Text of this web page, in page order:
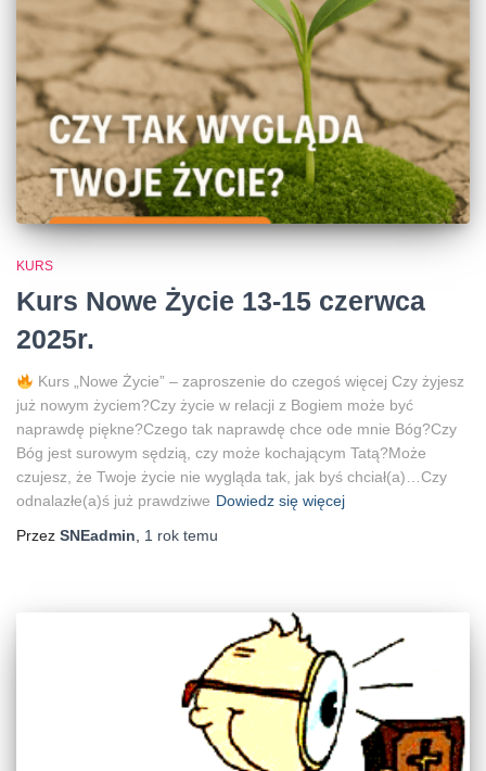
KURS
Kurs Nowe Życie 13-15 czerwca
2025r.
Kurs „Nowe Życie” – zaproszenie do czegoś więcej Czy żyjesz
już nowym życiem?Czy życie w relacji z Bogiem może być
naprawdę piękne?Czego tak naprawdę chce ode mnie Bóg?Czy
Bóg jest surowym sędzią, czy może kochającym Tatą?Może
czujesz, że Twoje życie nie wygląda tak, jak byś chciał(a)…Czy
odnalazłe(a)ś już prawdziwe Dowiedz się więcej
Przez SNEadmin, 1 rok temu